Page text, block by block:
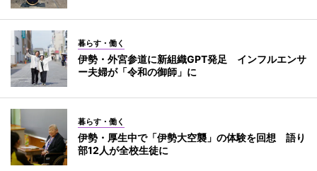
暮らす・働く
伊勢・外宮参道に新組織GPT発足 インフルエンサ
ー夫婦が「令和の御師」に
暮らす・働く
伊勢・厚生中で「伊勢大空襲」の体験を回想 語り
部12人が全校生徒に